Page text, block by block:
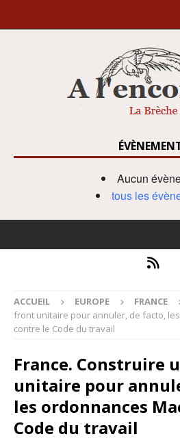
Aucun
tous les
ACCUEIL EUROPE FRANCE
front unitaire pour annuler, de facto,
contre le Code du travail
France. Construire
unitaire pour
les ordonnances
Code du travail